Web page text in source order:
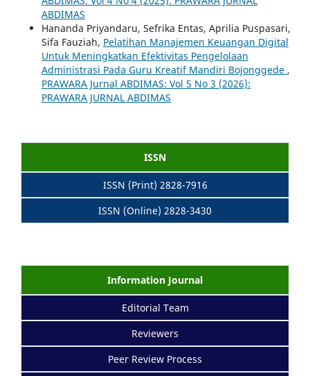
ABDIMAS
Hananda Priyandaru, Sefrika Entas, Aprilia Puspasari,
Sifa Fauziah, Pelatihan Manajemen Keuangan Digital
Untuk Meningkatkan Efektivitas Pengelolaan
Administrasi Pada Guru Kreatif Mandiri Bojonggede ,
PRAWARA Jurnal ABDIMAS: Vol 5 No 3 (2026):
PRAWARA JURNAL ABDIMAS
ISSN
ISSN (Print) 2828-7916
ISSN (Online) 2828-3430
Information Journal
Editorial Team
Reviewers
Peer Review Process